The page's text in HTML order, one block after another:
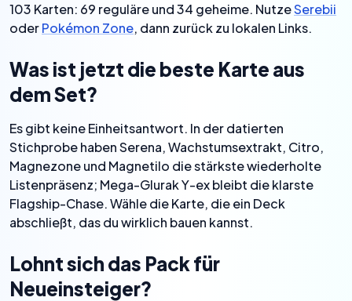
103 Karten: 69 reguläre und 34 geheime. NutzeSerebii
oderPokémon Zone, dann zurück zu lokalen Links.
Was ist jetzt die beste Karte aus
dem Set?
Es gibt keine Einheitsantwort. In der datierten
Stichprobe haben Serena, Wachstumsextrakt, Citro,
Magnezone und Magnetilo die stärkste wiederholte
Listenpräsenz; Mega-Glurak Y-ex bleibt die klarste
Flagship-Chase. Wähle die Karte, die ein Deck
abschließt, das du wirklich bauen kannst.
Lohnt sich das Pack für
Neueinsteiger?